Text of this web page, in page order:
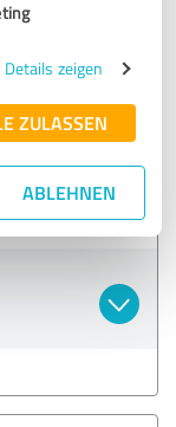
Details zeigen
ZULASSEN
ABLEHNEN